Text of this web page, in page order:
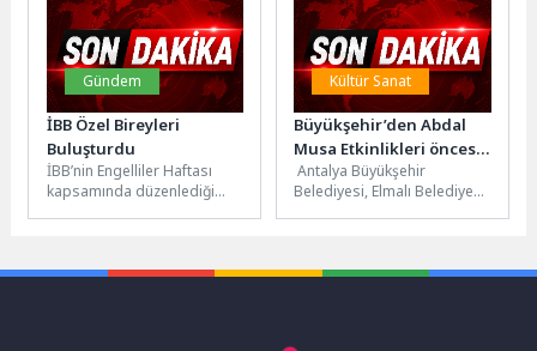
Gündem
İBB Özel Bireyleri
Buluşturdu
İBB’nin Engelliler Haftası
kapsamında düzenlediği
Kültür Sanat
Büyükşehir’den Abdal
Musa Etkinlikleri öncesi
kapsamlı hazırlık
Antalya Büyükşehir
Belediyesi, Elmalı Belediyesi